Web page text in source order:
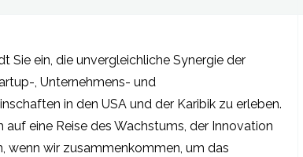
Sie ein, die unvergleichliche Synergie der
, Unternehmens- und
in den USA und der Karibik zu erleben.
auf eine Reise des Wachstums, der Innovation
wenn wir zusammenkommen, um das